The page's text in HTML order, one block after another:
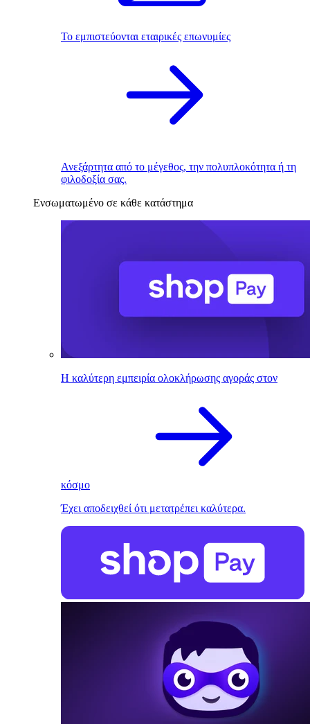
Το εμπιστεύονται εταιρικές επωνυμίες
Ανεξάρτητα από το μέγεθος, την πολυπλοκότητα ή τη
φιλοδοξία σας.
Ενσωματωμένο σε κάθε κατάστημα
Η καλύτερη εμπειρία ολοκλήρωσης αγοράς στον
κόσμο
Έχει αποδειχθεί ότι μετατρέπει καλύτερα.